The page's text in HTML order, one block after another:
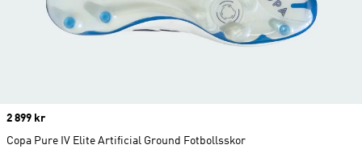
Price
2 899 kr
Copa Pure IV Elite Artificial Ground Fotbollsskor